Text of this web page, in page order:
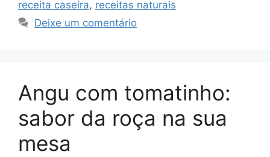
Tr
at
e
p m o y
receita caseira, receitas naturais
Deixe um comentário
Angu com tomatinho:
sabor da roça na sua
mesa